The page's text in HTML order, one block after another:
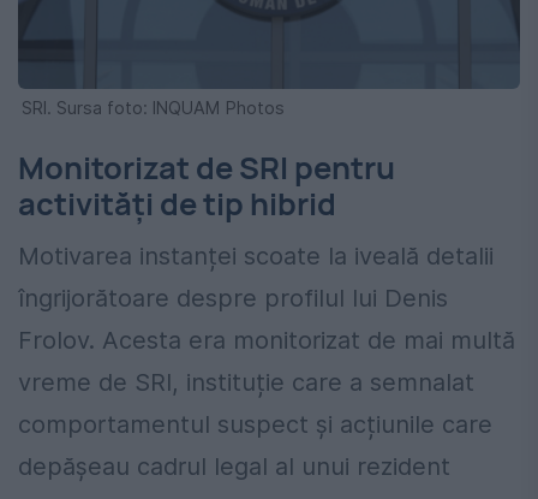
SRI. Sursa foto: INQUAM Photos
Monitorizat de SRI pentru
activități de tip hibrid
Motivarea instanței scoate la iveală detalii
îngrijorătoare despre profilul lui Denis
Frolov. Acesta era monitorizat de mai multă
vreme de SRI, instituție care a semnalat
comportamentul suspect și acțiunile care
depășeau cadrul legal al unui rezident